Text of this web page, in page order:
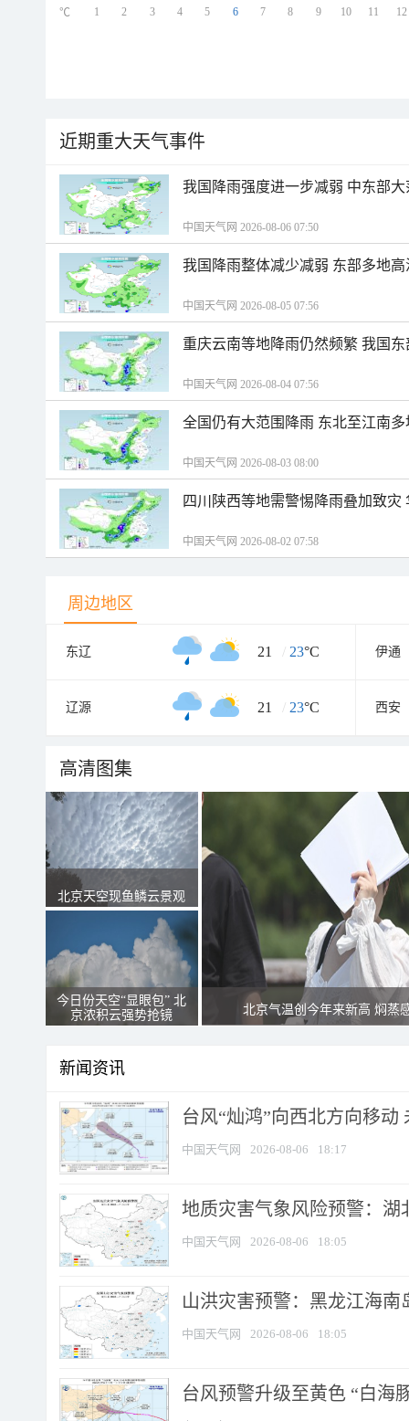
1 2 3 4 5 6 7 8 9 10 11 12
℃
近期重大天气事件
我国降雨强度进一步减弱 中东部
中国天气网 2026-08-06 07:50
我国降雨整体减少减弱 东部多地
中国天气网 2026-08-05 07:56
重庆云南等地降雨仍然频繁 我国
中国天气网 2026-08-04 07:56
全国仍有大范围降雨 东北至江南
中国天气网 2026-08-03 08:00
四川陕西等地需警惕降雨叠加致
中国天气网 2026-08-02 07:58
周边地区
东辽 21 / 23°C 伊通
辽源 21 / 23°C 西安
高清图集
北京天空现鱼鳞云景观
今日份天空“显眼包” 北
京浓积云强势抢镜
北京气温创今年来新高 焖蒸
新闻资讯
台风“灿鸿”向西北方向移动
中国天气网 2026-08-06 18:17
地质灾害气象风险预警：湖
中国天气网 2026-08-06 18:05
山洪灾害预警：黑龙江海
中国天气网 2026-08-06 18:05
台风预警升级至黄色 “白海